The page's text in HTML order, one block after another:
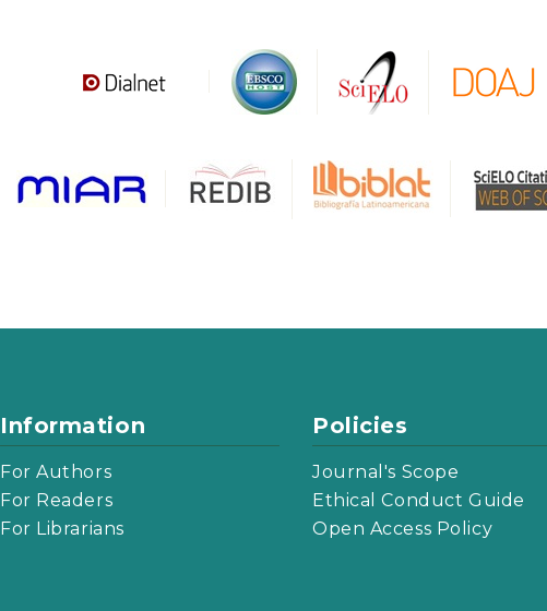
Information
For Authors
For Readers
For Librarians
Policies
Journal's Scope
Ethical Conduct Guide
Open Access Policy